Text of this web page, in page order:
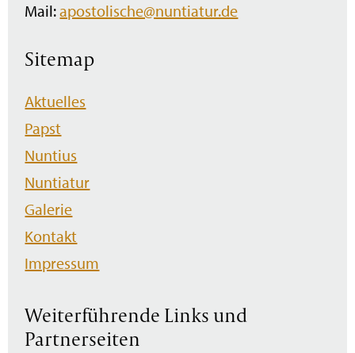
Mail:apostolische@nuntiatur.de
Sitemap
Navigation
überspringen
Aktuelles
Papst
Nuntius
Nuntiatur
Galerie
Kontakt
Impressum
Weiterführende Links und
Partnerseiten